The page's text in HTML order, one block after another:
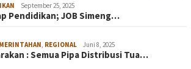
September 25, 2025
Pendidikan; JOB Simeng…
REGIONAL Juni 8, 2025
: Semua Pipa Distribusi Tua…